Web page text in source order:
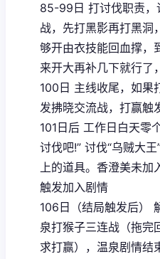
85-99日 打讨伐职责
战，先打黑影再打黑洞
够开由衣技能回血撑，
来开大再补几下就行了，
100日 主线收尾，如果
发拂晓交流战，打赢触
101日后 工作日白天零
讨伐吧!” 讨伐“乌贼大
上的道具。香澄美未加
触发加入剧情
106日（结局触发后）
泉打猴子三连战（拖完
求打赢），温泉剧情结